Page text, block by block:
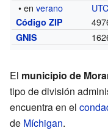
• enverano
Código ZIP
GNIS
El municipio de
tipo de división
encuentra en el
de Míchigan.